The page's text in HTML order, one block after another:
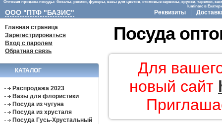
Оптовая продажа посуды: бокалы, рюмки, фужеры, вазы для цветов, столовые сервизы, кружки, тарелки,
luminarc в
ООО "ПТФ "БАЗИС" Реквизиты
Главная страница
Зарегистрироваться
Вход с паролем
Обратная связь
КАТАЛОГ
Распродажа 2023
Вазы для флористики
Посуда из чугуна
Посуда из хрусталя
Посуда Гусь-Хрустальный
Посуда
Для
новый сайт